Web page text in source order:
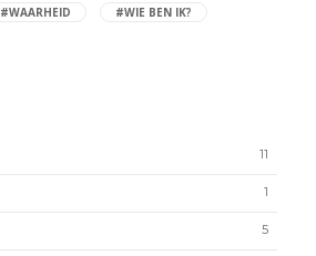
#WAARHEID #WIE BEN IK?
11
1
5